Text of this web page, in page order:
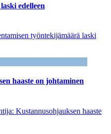
edelleen
työntekijämäärä laski
haaste on johtaminen
Kustannusohjauksen haaste